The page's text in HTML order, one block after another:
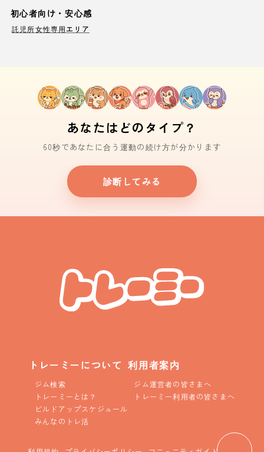
初心者向け・安心感
託児所女性専用エリア
あなたはどのタイプ？
60秒であなたに合う運動の続け方が分かります
診断してみる
トレーミーについて
ジム検索
トレーミーとは？
ビルドアップスケジュール
みんなのトレ活
利用者案内
ジム運営者の皆さまへ
トレーミー利用者の皆さまへ